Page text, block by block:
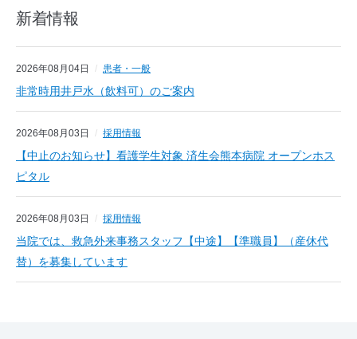
新着情報
2026年08月04日 患者・一般
非常時用井戸水（飲料可）のご案内
2026年08月03日 採用情報
【中止のお知らせ】看護学生対象 済生会熊本病院 オープンホス
ピタル
2026年08月03日 採用情報
当院では、救急外来事務スタッフ【中途】【準職員】（産休代
替）を募集しています